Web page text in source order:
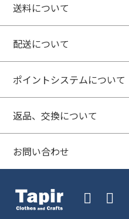
送料について
配送について
ポイントシステムについて
返品、交換について
お問い合わせ